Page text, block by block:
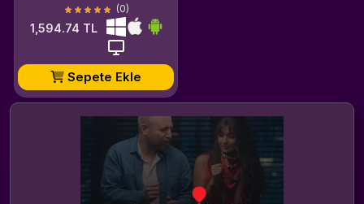
(0)
1,594.74 TL
Sepete Ekle